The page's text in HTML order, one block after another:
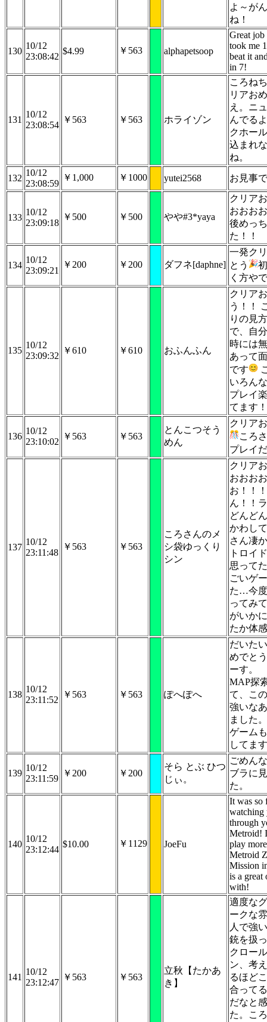
よ～が
ね！
130
10/12
23:08:42
$4.99 ￥563 alphapetsoop
Great
took me
beat it
in 7!
131
10/12
23:08:54
￥563 ￥563 ホライゾン
ころね
リアお
え。ニ
んでる
クホー
込まれ
ね。
132
10/12
23:08:59
￥1,000 ￥1000 yutei2568 お見事
133
10/12
23:09:18
￥500 ￥500 やや#3*yaya
クリア
おおお
後めっ
た！！
134
10/12
23:09:21
￥200 ￥200 ダフネ[daphne]
一発ク
とう
く方やで
135
10/12
23:09:32
￥610 ￥610 おふんふん
クリア
う！！
りの見
で、自
時には
あって
です
いろん
プレイ
てます！
136
10/12
23:10:02
￥563 ￥563
とんこつそう
めん
クリア
ころ
プレイ
137
10/12
23:11:48
￥563 ￥563
ころさんのメ
シ袋ゆっくり
シン
クリア
おおお
お！！
ん！！
どんど
かわし
さん凄
トロイ
思って
ごいゲ
た…今
ってみ
がいか
たか体
138
10/12
23:11:52
￥563 ￥563 ぽへぽへ
だいた
めでと
ーす。
MAP探
て、こ
強いな
ました
ゲーム
してま
139
10/12
23:11:59
￥200 ￥200
そら とぶ ひつ
じぃ。
ごめん
ブラに
た。
140
10/12
23:12:44
$10.00 ￥1129 JoeFu
It was so
watching
through
Metroid!
play
Metroid
Mission
is a great
with!
141
10/12
23:12:47
￥563 ￥563
立秋【たかあ
き】
適度な
ークな
人で強
銃を扱
クロー
ン、考
るほど
合って
だなと
た。こ